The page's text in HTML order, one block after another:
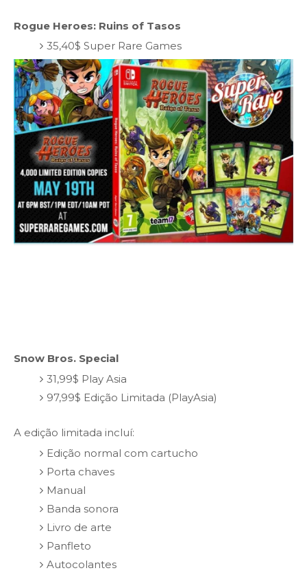
Rogue Heroes: Ruins of Tasos
35,40$ Super Rare Games
Snow Bros. Special
31,99$ Play Asia
97,99$ Edição Limitada (PlayAsia)
A edição limitada incluí:
Edição normal com cartucho
Porta chaves
Manual
Banda sonora
Livro de arte
Panfleto
Autocolantes